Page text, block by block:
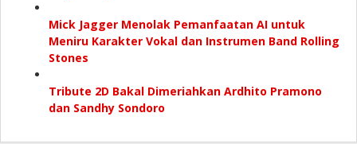
Mick Jagger Menolak Pemanfaatan AI untuk
Meniru Karakter Vokal dan Instrumen Band Rolling
Stones
Tribute 2D Bakal Dimeriahkan Ardhito Pramono
dan Sandhy Sondoro